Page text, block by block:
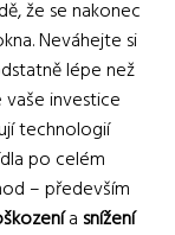
že se nakonec
Neváhejte si
lépe než
investice
technologií
po celém
– především
a snížení